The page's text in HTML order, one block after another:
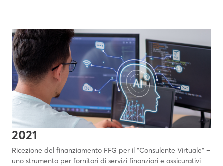
2021
Ricezione del finanziamento FFG per il "Consulente Virtuale" –
uno strumento per fornitori di servizi finanziari e assicurativi